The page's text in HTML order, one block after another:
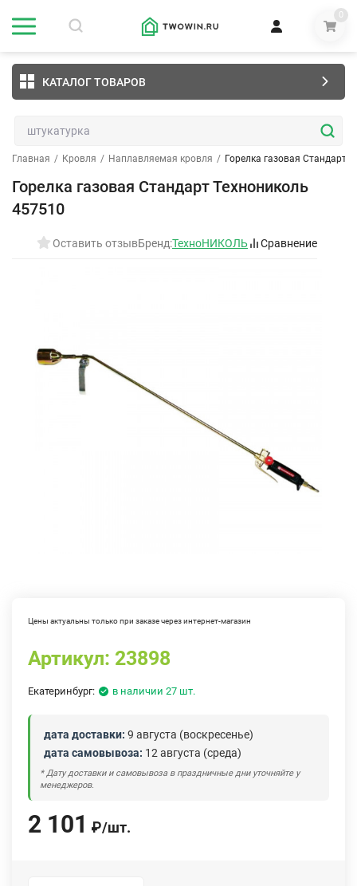
0
КАТАЛОГ ТОВАРОВ
Главная / Кровля / Наплавляемая кровля / Горелка газовая Стандарт
Горелка газовая Стандарт Технониколь
457510
Оставить отзывБренд:ТехноНИКОЛЬ Сравнение
Цены актуальны только при заказе через интернет-магазин
Артикул: 23898
Екатеринбург: в наличии 27 шт.
дата доставки: 9 августа (воскресенье)
дата самовывоза: 12 августа (среда)
* Дату доставки и самовывоза в праздничные дни уточняйте у
менеджеров.
2 101 ₽/шт.